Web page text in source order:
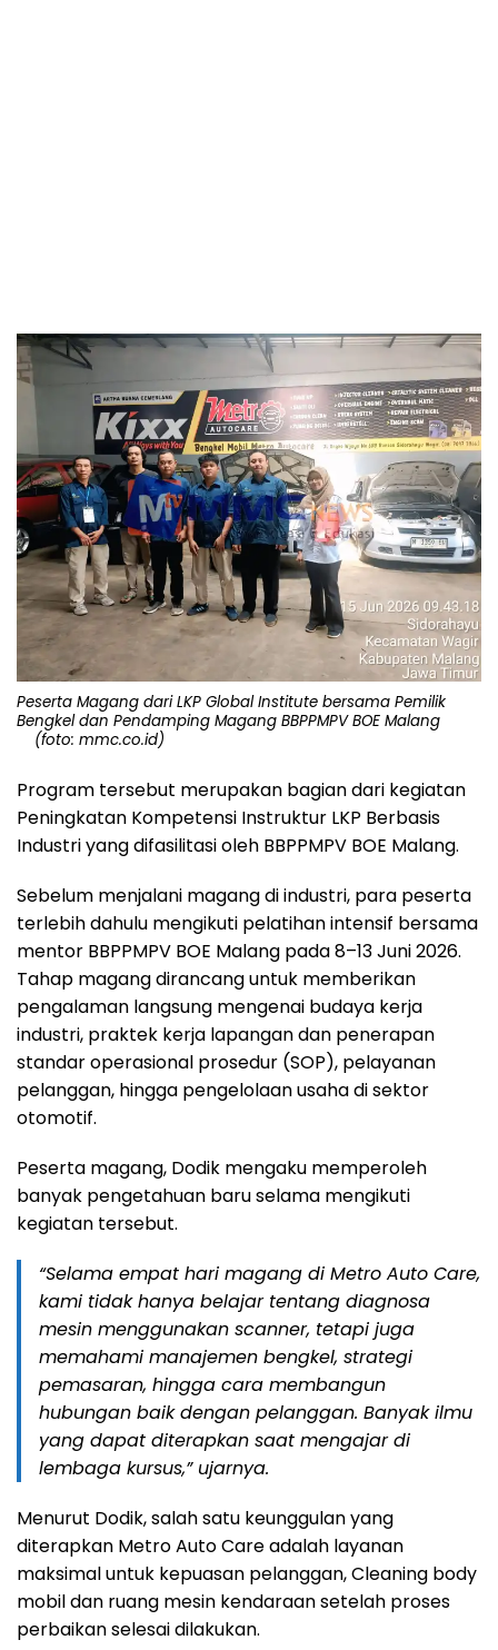
Peserta Magang dari LKP Global Institute bersama Pemilik
Bengkel dan Pendamping Magang BBPPMPV BOE Malang
(foto: mmc.co.id)
Program tersebut merupakan bagian dari kegiatan
Peningkatan Kompetensi Instruktur LKP Berbasis
Industri yang difasilitasi oleh BBPPMPV BOE Malang.
Sebelum menjalani magang di industri, para peserta
terlebih dahulu mengikuti pelatihan intensif bersama
mentor BBPPMPV BOE Malang pada 8–13 Juni 2026.
Tahap magang dirancang untuk memberikan
pengalaman langsung mengenai budaya kerja
industri, praktek kerja lapangan dan penerapan
standar operasional prosedur (SOP), pelayanan
pelanggan, hingga pengelolaan usaha di sektor
otomotif.
Peserta magang, Dodik mengaku memperoleh
banyak pengetahuan baru selama mengikuti
kegiatan tersebut.
“Selama empat hari magang di Metro Auto Care,
kami tidak hanya belajar tentang diagnosa
mesin menggunakan scanner, tetapi juga
memahami manajemen bengkel, strategi
pemasaran, hingga cara membangun
hubungan baik dengan pelanggan. Banyak ilmu
yang dapat diterapkan saat mengajar di
lembaga kursus,” ujarnya.
Menurut Dodik, salah satu keunggulan yang
diterapkan Metro Auto Care adalah layanan
maksimal untuk kepuasan pelanggan, Cleaning body
mobil dan ruang mesin kendaraan setelah proses
perbaikan selesai dilakukan.